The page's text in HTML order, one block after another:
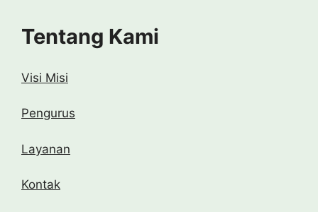
Tentang Kami
Visi Misi
Pengurus
Layanan
Kontak